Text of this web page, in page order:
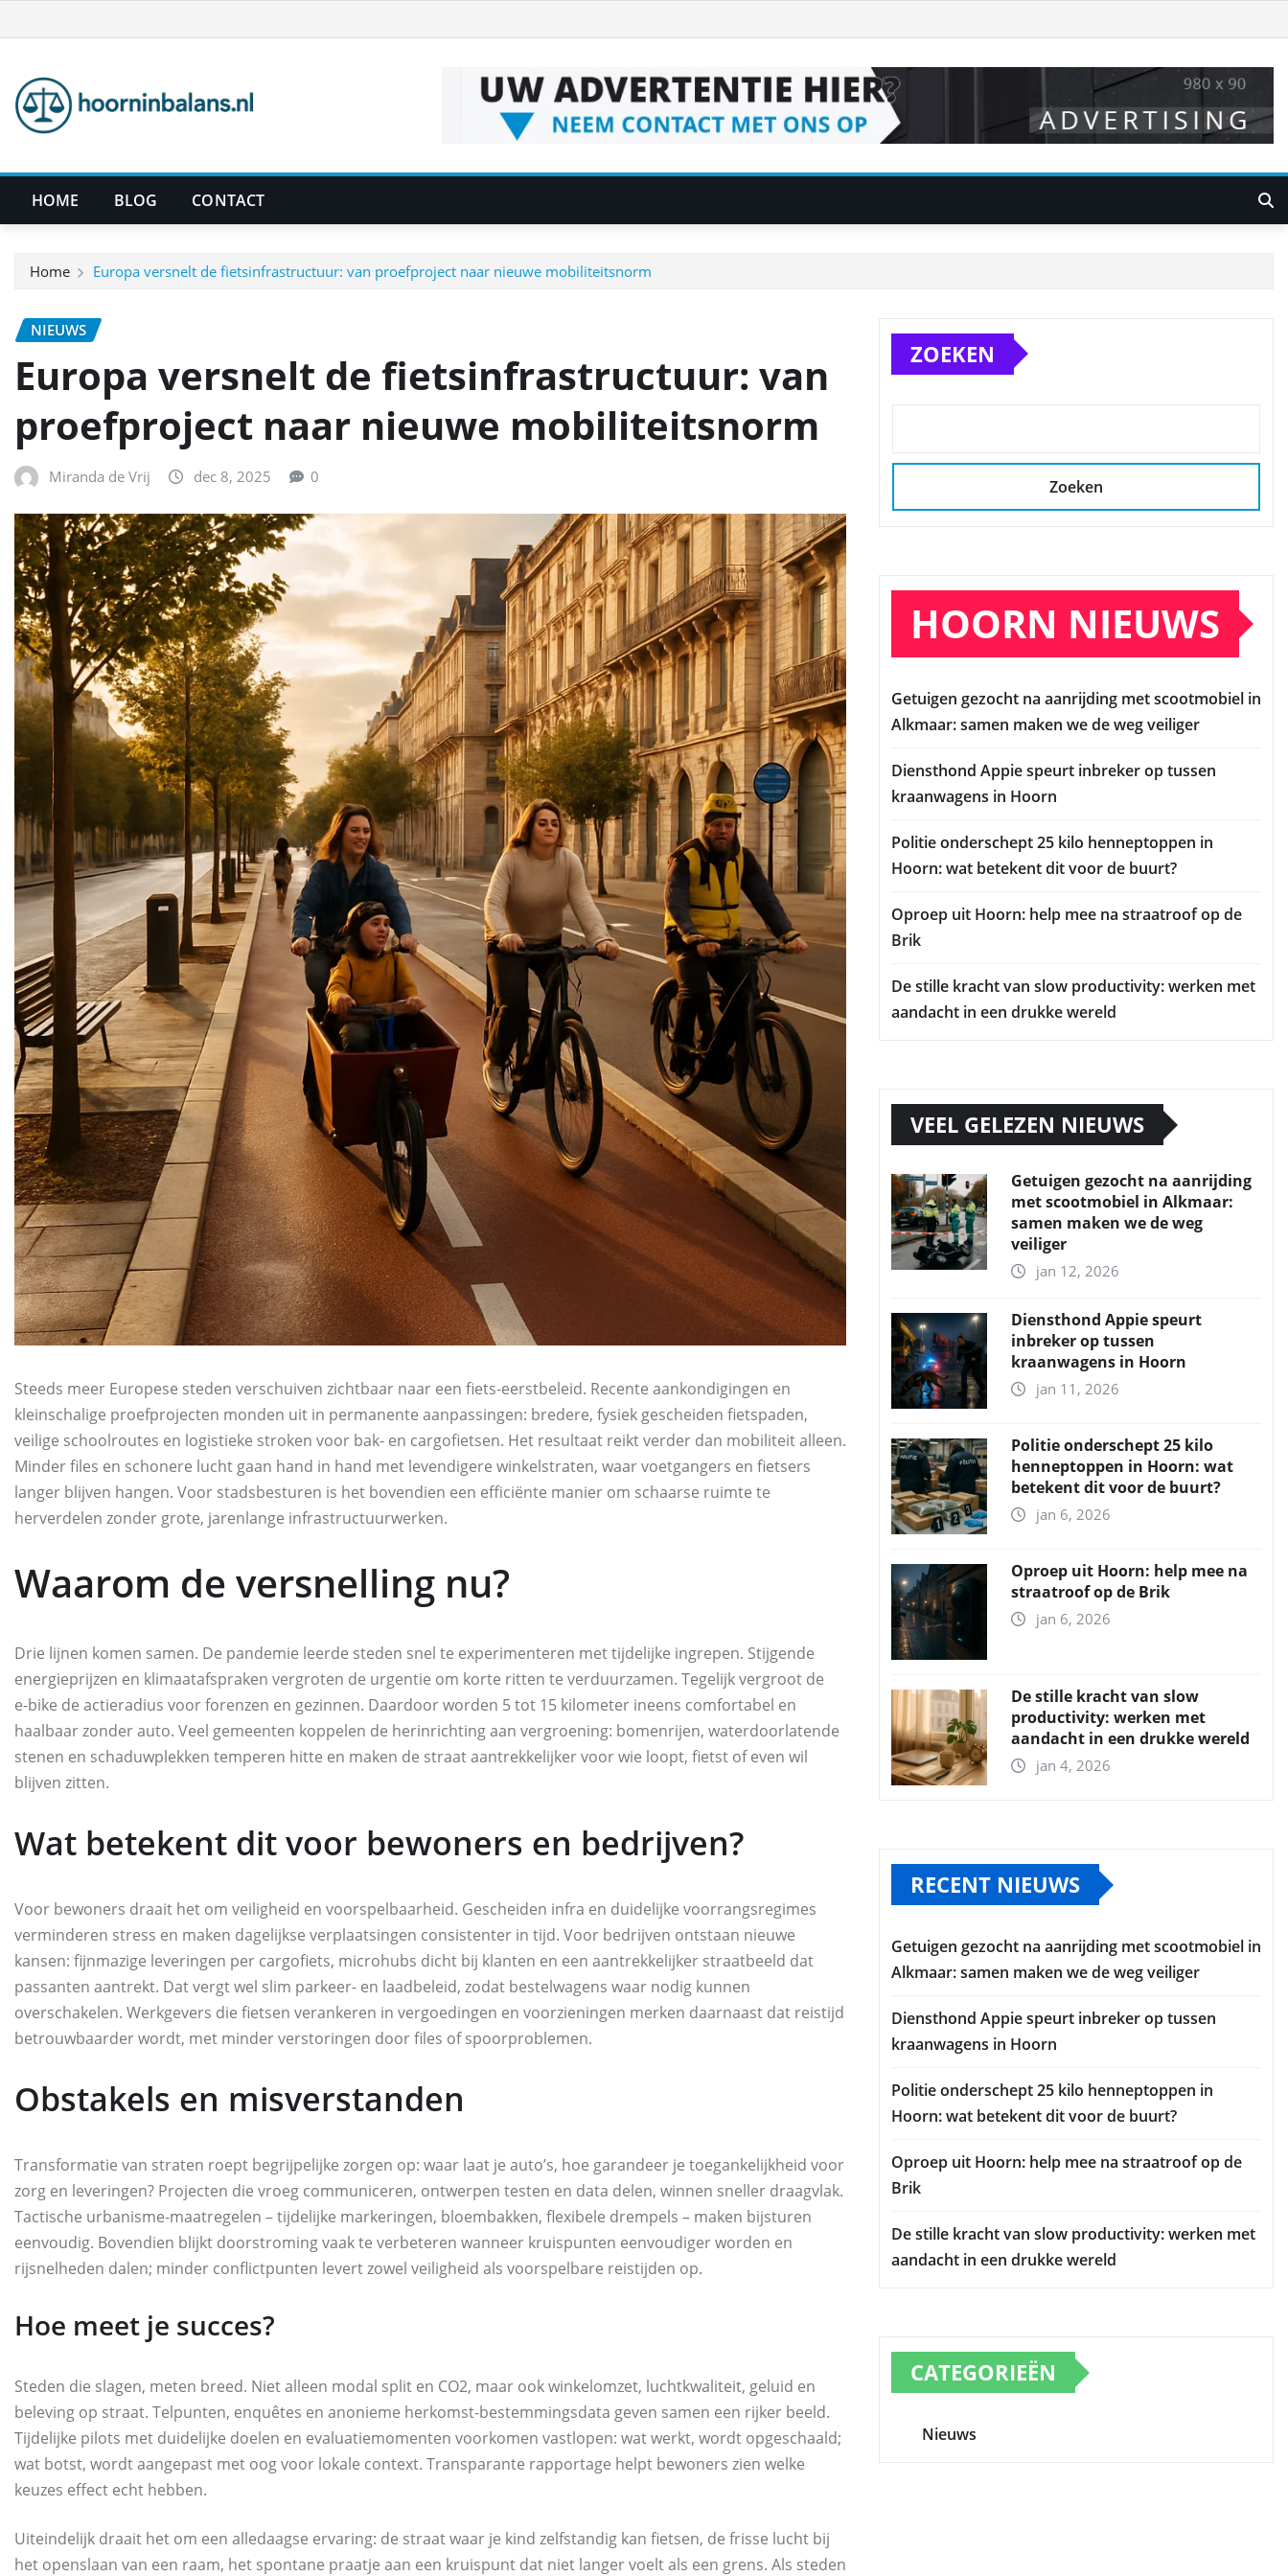
naar
inhoud
HOME BLOG CONTACT
Home Europa versnelt de fietsinfrastructuur: van proefproject naar nieuwe mobiliteitsnorm
NIEUWS
Europa versnelt de fietsinfrastructuur: van
proefproject naar nieuwe mobiliteitsnorm
Miranda de Vrij dec 8, 2025 0
Steeds meer Europese steden verschuiven zichtbaar naar een fiets‑eerstbeleid. Recente aankondigingen en
kleinschalige proefprojecten monden uit in permanente aanpassingen: bredere, fysiek gescheiden fietspaden,
veilige schoolroutes en logistieke stroken voor bak- en cargofietsen. Het resultaat reikt verder dan mobiliteit alleen.
Minder files en schonere lucht gaan hand in hand met levendigere winkelstraten, waar voetgangers en fietsers
langer blijven hangen. Voor stadsbesturen is het bovendien een efficiënte manier om schaarse ruimte te
herverdelen zonder grote, jarenlange infrastructuurwerken.
Waarom de versnelling nu?
Drie lijnen komen samen. De pandemie leerde steden snel te experimenteren met tijdelijke ingrepen. Stijgende
energieprijzen en klimaatafspraken vergroten de urgentie om korte ritten te verduurzamen. Tegelijk vergroot de
e‑bike de actieradius voor forenzen en gezinnen. Daardoor worden 5 tot 15 kilometer ineens comfortabel en
haalbaar zonder auto. Veel gemeenten koppelen de herinrichting aan vergroening: bomenrijen, waterdoorlatende
stenen en schaduwplekken temperen hitte en maken de straat aantrekkelijker voor wie loopt, fietst of even wil
blijven zitten.
Wat betekent dit voor bewoners en bedrijven?
Voor bewoners draait het om veiligheid en voorspelbaarheid. Gescheiden infra en duidelijke voorrangsregimes
verminderen stress en maken dagelijkse verplaatsingen consistenter in tijd. Voor bedrijven ontstaan nieuwe
kansen: fijnmazige leveringen per cargofiets, microhubs dicht bij klanten en een aantrekkelijker straatbeeld dat
passanten aantrekt. Dat vergt wel slim parkeer- en laadbeleid, zodat bestelwagens waar nodig kunnen
overschakelen. Werkgevers die fietsen verankeren in vergoedingen en voorzieningen merken daarnaast dat reistijd
betrouwbaarder wordt, met minder verstoringen door files of spoorproblemen.
Obstakels en misverstanden
Transformatie van straten roept begrijpelijke zorgen op: waar laat je auto’s, hoe garandeer je toegankelijkheid voor
zorg en leveringen? Projecten die vroeg communiceren, ontwerpen testen en data delen, winnen sneller draagvlak.
Tactische urbanisme‑maatregelen – tijdelijke markeringen, bloembakken, flexibele drempels – maken bijsturen
eenvoudig. Bovendien blijkt doorstroming vaak te verbeteren wanneer kruispunten eenvoudiger worden en
rijsnelheden dalen; minder conflictpunten levert zowel veiligheid als voorspelbare reistijden op.
Hoe meet je succes?
Steden die slagen, meten breed. Niet alleen modal split en CO2, maar ook winkelomzet, luchtkwaliteit, geluid en
beleving op straat. Telpunten, enquêtes en anonieme herkomst‑bestemmingsdata geven samen een rijker beeld.
Tijdelijke pilots met duidelijke doelen en evaluatiemomenten voorkomen vastlopen: wat werkt, wordt opgeschaald;
wat botst, wordt aangepast met oog voor lokale context. Transparante rapportage helpt bewoners zien welke
keuzes effect echt hebben.
Uiteindelijk draait het om een alledaagse ervaring: de straat waar je kind zelfstandig kan fietsen, de frisse lucht bij
het openslaan van een raam, het spontane praatje aan een kruispunt dat niet langer voelt als een grens. Als steden
ZOEKEN
Zoeken
HOORN NIEUWS
Getuigen gezocht na aanrijding met scootmobiel in
Alkmaar: samen maken we de weg veiliger
Diensthond Appie speurt inbreker op tussen
kraanwagens in Hoorn
Politie onderschept 25 kilo henneptoppen in
Hoorn: wat betekent dit voor de buurt?
Oproep uit Hoorn: help mee na straatroof op de
Brik
De stille kracht van slow productivity: werken met
aandacht in een drukke wereld
VEEL GELEZEN NIEUWS
Getuigen gezocht na aanrijding
met scootmobiel in Alkmaar:
samen maken we de weg
veiliger
jan 12, 2026
Diensthond Appie speurt
inbreker op tussen
kraanwagens in Hoorn
jan 11, 2026
Politie onderschept 25 kilo
henneptoppen in Hoorn: wat
betekent dit voor de buurt?
jan 6, 2026
Oproep uit Hoorn: help mee na
straatroof op de Brik
jan 6, 2026
De stille kracht van slow
productivity: werken met
aandacht in een drukke wereld
jan 4, 2026
RECENT NIEUWS
Getuigen gezocht na aanrijding met scootmobiel in
Alkmaar: samen maken we de weg veiliger
Diensthond Appie speurt inbreker op tussen
kraanwagens in Hoorn
Politie onderschept 25 kilo henneptoppen in
Hoorn: wat betekent dit voor de buurt?
Oproep uit Hoorn: help mee na straatroof op de
Brik
De stille kracht van slow productivity: werken met
aandacht in een drukke wereld
CATEGORIEËN
Nieuws